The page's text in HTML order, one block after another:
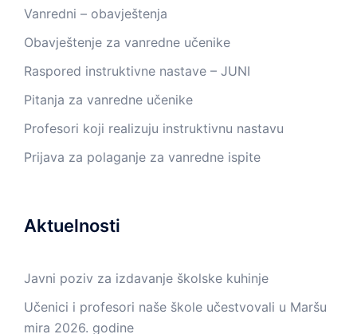
Vanredni – obavještenja
Obavještenje za vanredne učenike
Raspored instruktivne nastave – JUNI
Pitanja za vanredne učenike
Profesori koji realizuju instruktivnu nastavu
Prijava za polaganje za vanredne ispite
Aktuelnosti
Javni poziv za izdavanje školske kuhinje
Učenici i profesori naše škole učestvovali u Maršu
mira 2026. godine